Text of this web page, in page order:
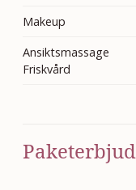
Makeup
Ansiktsmassage
Friskvård